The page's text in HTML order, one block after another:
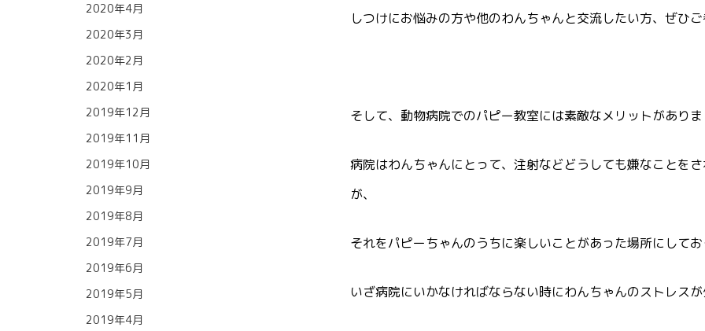
しつけにお悩みの方や他のわんちゃんと交流したい方、ぜひ
そして、動物病院でのパピー教室には素敵なメリットがあり
病院はわんちゃんにとって、注射などどうしても嫌なことを
が、
それをパピーちゃんのうちに楽しいことがあった場所にして
いざ病院にいかなければならない時にわんちゃんのストレス
2020年4月
2020年3月
2020年2月
2020年1月
2019年12月
2019年11月
2019年10月
2019年9月
2019年8月
2019年7月
2019年6月
2019年5月
2019年4月